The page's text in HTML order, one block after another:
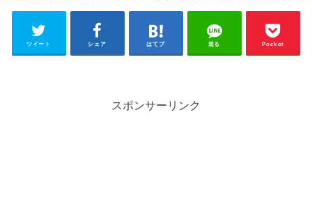
ツイート シェア はてブ 送る Pocket
スポンサーリンク